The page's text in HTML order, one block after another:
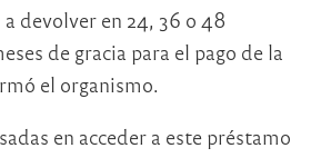
devolver en 24, 36 o 48
de gracia para el pago de la
el organismo.
en acceder a este préstamo